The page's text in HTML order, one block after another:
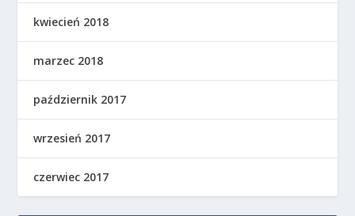
kwiecień 2018
marzec 2018
październik 2017
wrzesień 2017
czerwiec 2017